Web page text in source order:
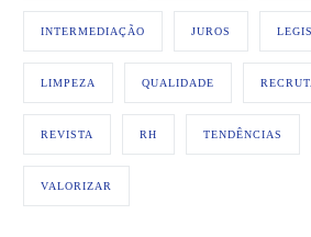
INTERMEDIAÇÃO JUROS
LIMPEZA QUALIDADE
REVISTA RH TENDÊNCIAS
VALORIZAR